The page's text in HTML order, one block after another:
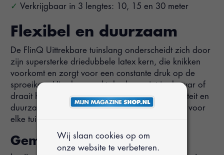
Verkrijgbaar in 3 lengtes: 10, 15 en 30 meter
Flexibel en duurzaam
De FlinQ Uittrekbare tuinslang onderscheidt zich door
zijn supersterke driedubbele latex kern, die knikken
voorkomt en zorgt voor een constante druk op de
sproeikop. Hierdoor raakt de slang niet in de war of
draait hij niet. Deze eigenschappen van flexibiliteit en
duurzaamheid maken deze tuinslang essentieel voor
elke tuinliefhebber.
Gemakkelijk op te bergen
Wij slaan cookies op om
onze website te verbeteren.